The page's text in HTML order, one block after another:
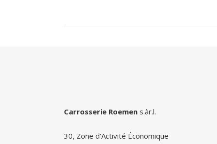
Carrosserie Roemen s.àr.l.
30, Zone d’Activité Économique